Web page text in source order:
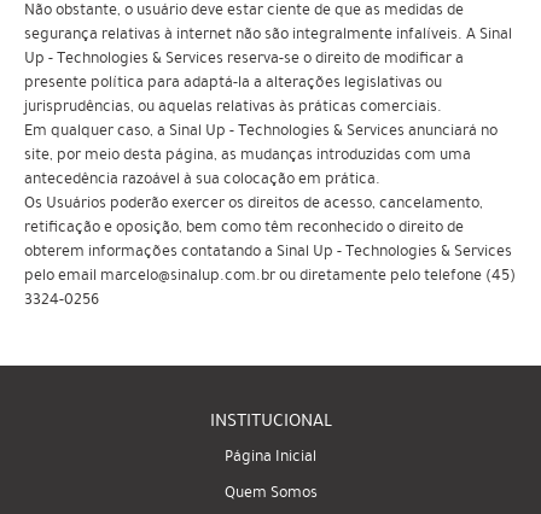
Não obstante, o usuário deve estar ciente de que as medidas de
segurança relativas à internet não são integralmente infalíveis. A Sinal
Up - Technologies & Services reserva-se o direito de modificar a
presente política para adaptá-la a alterações legislativas ou
jurisprudências, ou aquelas relativas às práticas comerciais.
Em qualquer caso, a Sinal Up - Technologies & Services anunciará no
site, por meio desta página, as mudanças introduzidas com uma
antecedência razoável à sua colocação em prática.
Os Usuários poderão exercer os direitos de acesso, cancelamento,
retificação e oposição, bem como têm reconhecido o direito de
obterem informações contatando a Sinal Up - Technologies & Services
pelo email marcelo@sinalup.com.br ou diretamente pelo telefone (45)
3324-0256
INSTITUCIONAL
Página Inicial
Quem Somos